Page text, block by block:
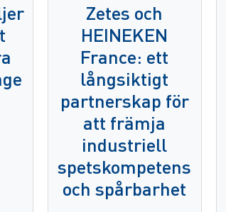
Zetes och
HEINEKEN
France: ett
långsiktigt
partnerskap för
att främja
industriell
spetskompetens
och spårbarhet